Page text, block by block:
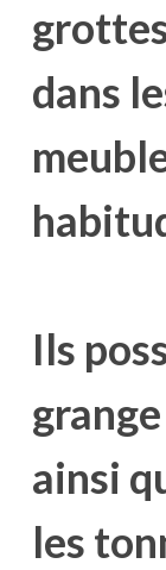
dans
Ils
ainsi
les